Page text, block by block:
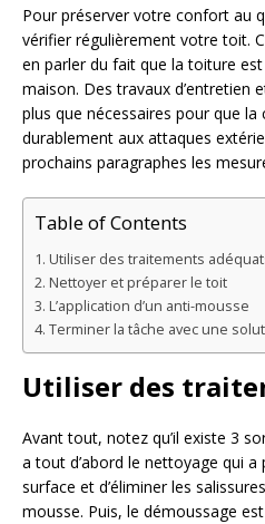
Pour préserver votre confort au
vérifier régulièrement votre toit.
en parler du fait que la toiture
maison. Des travaux d’entretien
plus que nécessaires pour que la
durablement aux attaques
prochains paragraphes les
Table of Contents
Utiliser des traitements
Nettoyer et préparer le toit
L’application d’un anti-mousse
Terminer la tâche avec une
Utiliser des
Avant tout, notez qu’il existe 3
a tout d’abord le nettoyage qui
surface et d’éliminer les
mousse. Puis, le démoussage